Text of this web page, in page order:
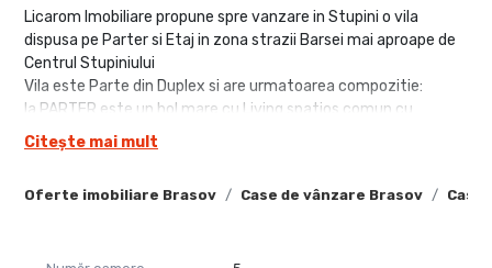
Oferte imobiliare Brasov Case de vânzare Brasov Case
Licarom Imobiliare propune spre vanzare in Stupini o vila
dispusa pe Parter si Etaj in zona strazii Barsei mai aproape de
Centrul Stupiniului
Vila este Parte din Duplex si are urmatoarea compozitie:
la PARTER este un hol mare cu Living spatios comun cu
Bucataria care are iesire spre terasa,baie si o camera ce poate
fi folosita ca birou, iar
cu baie proprie) si este o alta baie pe hol care deserveste
Citește mai mult